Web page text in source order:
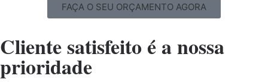
FAÇA O SEU ORÇAMENTO AGORA
Cliente satisfeito é a nossa
prioridade